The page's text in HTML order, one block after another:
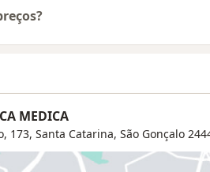
MEDICA
173, Santa Catarina, São Gonçalo